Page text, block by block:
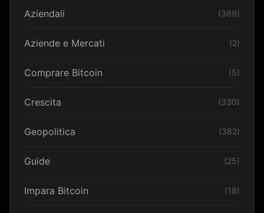
Aziendali (389)
Aziende e Mercati (2)
Comprare Bitcoin (5)
Crescita (330)
Geopolitica (382)
Guide (25)
Impara Bitcoin (18)